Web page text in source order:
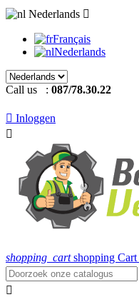
Nederlands 
Français
Nederlands
Call us : 087/78.30.22
 Inloggen

shopping_cart shopping Cart
